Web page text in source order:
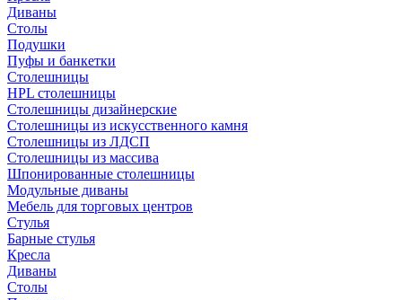
Диваны
Столы
Подушки
Пуфы и банкетки
Столешницы
HPL столешницы
Столешницы дизайнерские
Столешницы из искусственного камня
Столешницы из ЛДСП
Столешницы из массива
Шпонированные столешницы
Модульные диваны
Мебель для торговых центров
Стулья
Барные стулья
Кресла
Диваны
Столы